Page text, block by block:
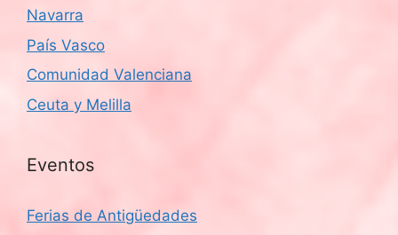
Navarra
País Vasco
Comunidad Valenciana
Ceuta y Melilla
Eventos
Ferias de Antigüedades